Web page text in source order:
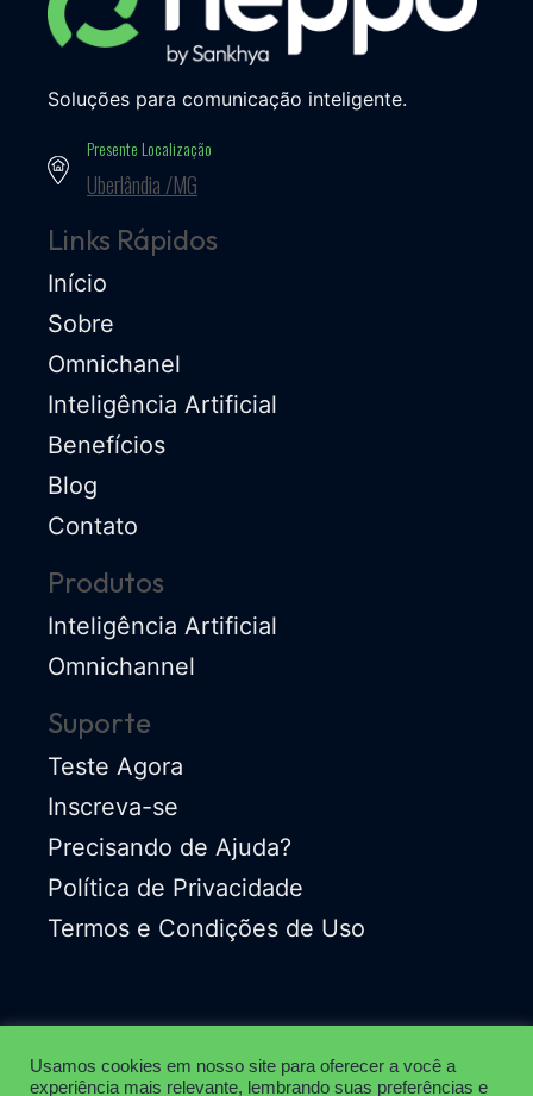
Soluções para comunicação inteligente.
Presente Localização
Uberlândia /MG
Links Rápidos
Início
Sobre
Omnichanel
Inteligência Artificial
Benefícios
Blog
Contato
Produtos
Inteligência Artificial
Omnichannel
Suporte
Teste Agora
Inscreva-se
Precisando de Ajuda?
Política de Privacidade
Termos e Condições de Uso
Usamos cookies em nosso site para oferecer a você a
experiência mais relevante, lembrando suas preferências e